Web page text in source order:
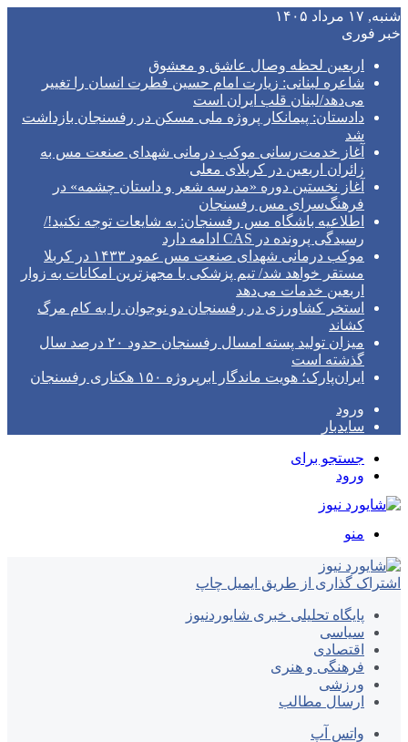
شنبه, ۱۷ مرداد ۱۴۰۵
خبر فوری
اربعین لحظه وصال عاشق و معشوق
شاعره لبنانی: زیارت امام حسین فطرت انسان را تغییر
می‌دهد/لبنان قلب ایران است
دادستان: پیمانکار پروژه ملی مسکن در رفسنجان بازداشت
شد
آغاز خدمت‌رسانی موکب درمانی شهدای صنعت مس به
زائران اربعین در کربلای معلی
آغاز نخستین دوره «مدرسه شعر و داستان چشمه» در
فرهنگ‌سرای مس رفسنجان
اطلاعیه باشگاه مس رفسنجان: به شایعات توجه نکنید!/
رسیدگی پرونده در CAS ادامه دارد
موکب درمانی شهدای صنعت مس عمود ۱۴۳۳ در کربلا
مستقر خواهد شد/ تیم پزشکی با مجهزترین امکانات به زوار
اربعین خدمات می‌دهد
استخر کشاورزی در رفسنجان دو نوجوان را به کام مرگ
کشاند
میزان تولید پسته امسال رفسنجان حدود ۲۰ درصد سال
گذشته است
ایران‌پارک؛ هویت ماندگار ابرپروژه ۱۵۰ هکتاری رفسنجان
ورود
سایدبار
جستجو برای
ورود
منو
اشتراک گذاری از طریق ایمیل چاپ
پایگاه تحلیلی خبری شایوردنیوز
سیاسی
اقتصادی
فرهنگی و هنری
ورزشی
ارسال مطالب
واتس آپ